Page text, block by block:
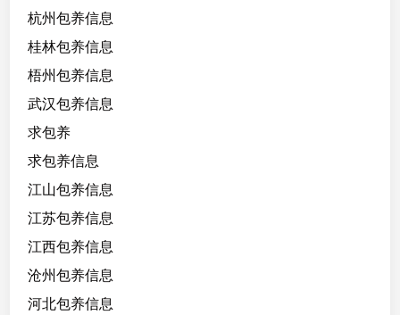
杭州包养信息
桂林包养信息
梧州包养信息
武汉包养信息
求包养
求包养信息
江山包养信息
江苏包养信息
江西包养信息
沧州包养信息
河北包养信息